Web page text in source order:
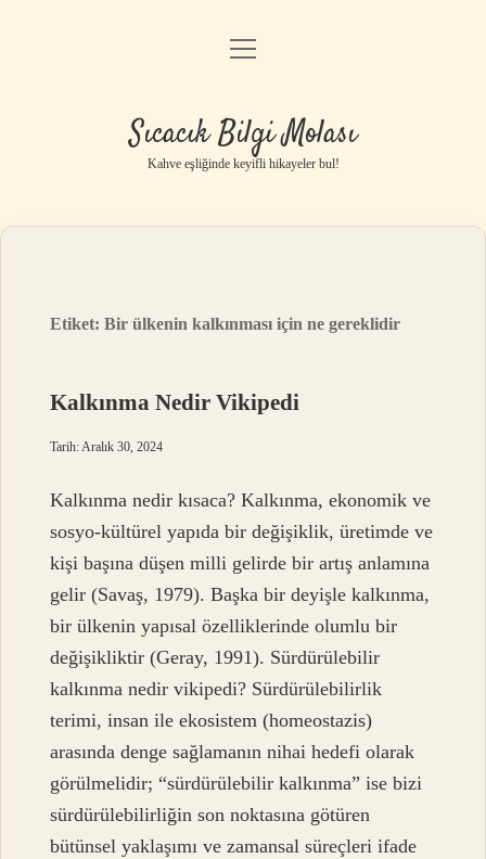
Anasayfa
Yasal Uyarı
menüyü
Sıcacık Bilgi Molası
Kahve eşliğinde keyifli hikayeler bul!
Etiket:Bir ülkenin kalkınması için ne gereklidir
Kalkınma Nedir Vikipedi
Tarih: Aralık 30, 2024
Kalkınma nedir kısaca? Kalkınma, ekonomik ve
sosyo-kültürel yapıda bir değişiklik, üretimde ve
kişi başına düşen milli gelirde bir artış anlamına
gelir (Savaş, 1979). Başka bir deyişle kalkınma,
bir ülkenin yapısal özelliklerinde olumlu bir
değişikliktir (Geray, 1991). Sürdürülebilir
kalkınma nedir vikipedi? Sürdürülebilirlik
terimi, insan ile ekosistem (homeostazis)
arasında denge sağlamanın nihai hedefi olarak
görülmelidir; “sürdürülebilir kalkınma” ise bizi
sürdürülebilirliğin son noktasına götüren
bütünsel yaklaşımı ve zamansal süreçleri ifade